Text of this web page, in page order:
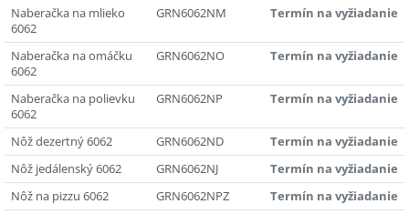
Naberačka na mlieko
6062
GRN6062NM Termín na vyžiadanie
Naberačka na omáčku
6062
GRN6062NO Termín na vyžiadanie
Naberačka na polievku
6062
GRN6062NP Termín na vyžiadanie
Nôž dezertný 6062 GRN6062ND
Termín na vyžiadanie
Nôž jedálenský 6062
GRN6062NJ
Termín na vyžiadanie
Nôž na pizzu 6062
GRN6062NPZ
Termín na vyžiadanie